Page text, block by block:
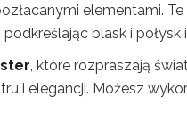
elementami.
podkreślając blask i
, które rozpraszają
i elegancji. Możesz